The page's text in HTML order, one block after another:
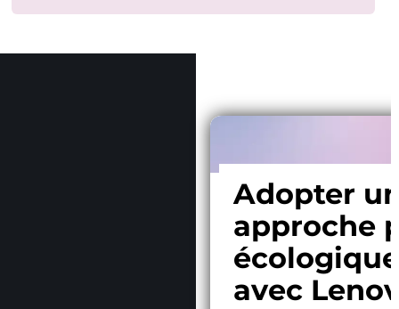
Adopter
approche
écologique
avec